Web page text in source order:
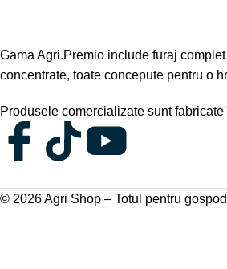
Gama Agri.Premio include furaj
concentrate, toate concepute pentru o
Produsele comercializate sunt
© 2026Agri Shop – Totul pentru